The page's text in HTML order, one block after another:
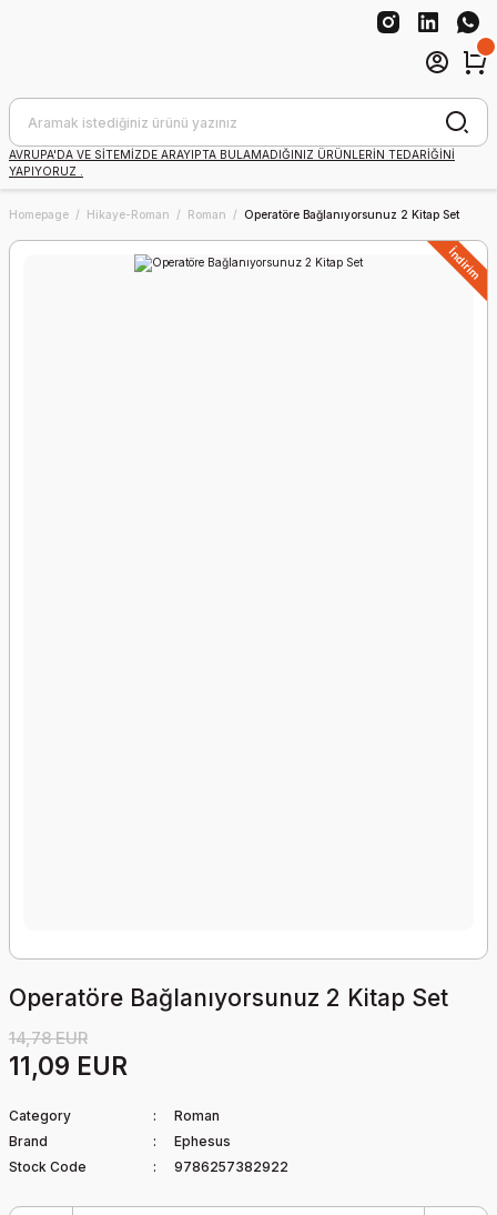
AVRUPA'DA VE SİTEMİZDE ARAYIPTA BULAMADIĞINIZ ÜRÜNLERİN TEDARİĞİNİ
YAPIYORUZ .
Homepage Hikaye-Roman Roman Operatöre Bağlanıyorsunuz 2 Kitap Set
İndirim
Operatöre Bağlanıyorsunuz 2 Kitap Set
14,78 EUR
11,09 EUR
Category
Roman
Brand
Ephesus
Stock Code
9786257382922